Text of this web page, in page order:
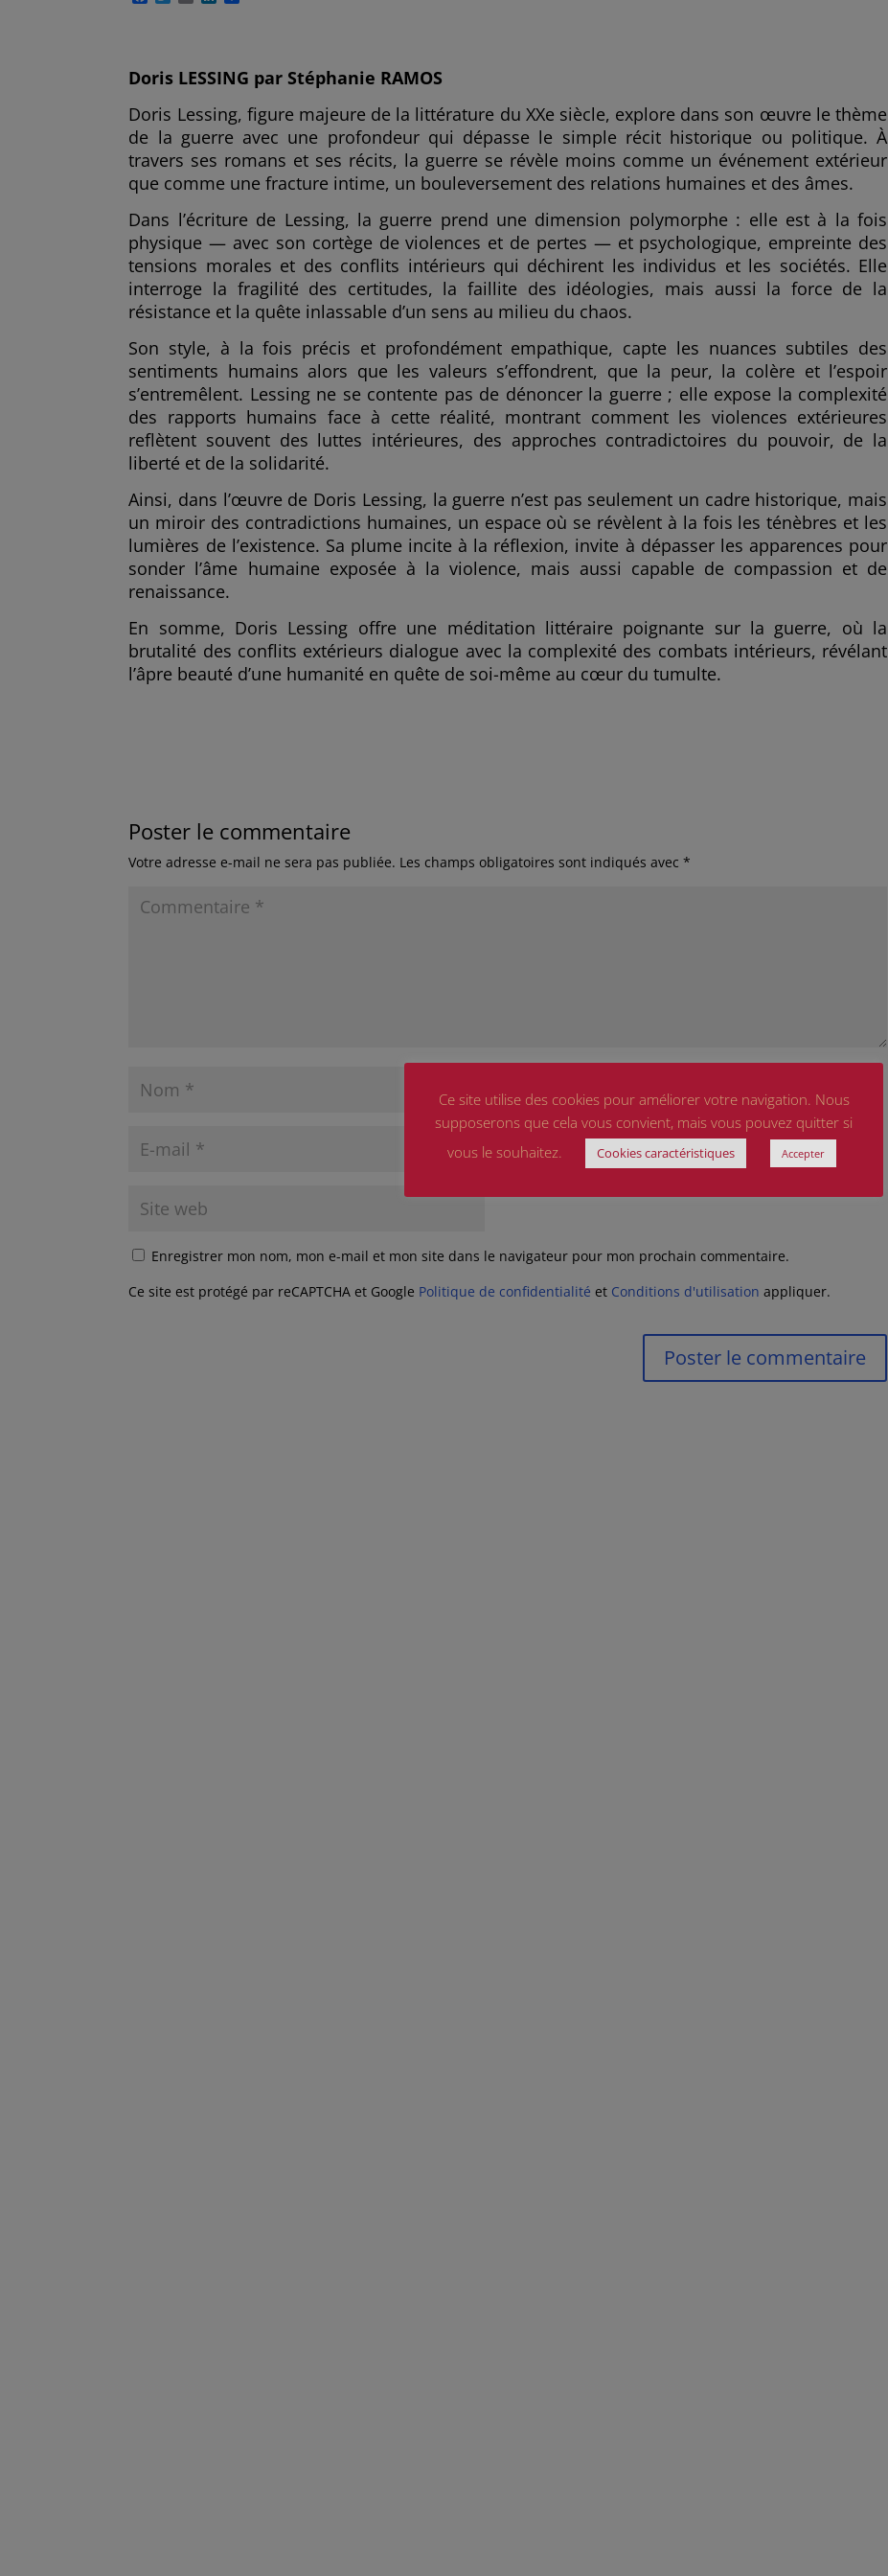
o
o
e
r
d
I
g
e
Doris LESSING par Stéphanie RAMOS
Doris Lessing, figure majeure de la littérature du XXe siècle, explore dans son œuvre le thème
de la guerre avec une profondeur qui dépasse le simple récit historique ou politique. À
travers ses romans et ses récits, la guerre se révèle moins comme un événement extérieur
que comme une fracture intime, un bouleversement des relations humaines et des âmes.
Dans l’écriture de Lessing, la guerre prend une dimension polymorphe : elle est à la fois
physique — avec son cortège de violences et de pertes — et psychologique, empreinte des
tensions morales et des conflits intérieurs qui déchirent les individus et les sociétés. Elle
interroge la fragilité des certitudes, la faillite des idéologies, mais aussi la force de la
résistance et la quête inlassable d’un sens au milieu du chaos.
Son style, à la fois précis et profondément empathique, capte les nuances subtiles des
sentiments humains alors que les valeurs s’effondrent, que la peur, la colère et l’espoir
s’entremêlent. Lessing ne se contente pas de dénoncer la guerre ; elle expose la complexité
des rapports humains face à cette réalité, montrant comment les violences extérieures
reflètent souvent des luttes intérieures, des approches contradictoires du pouvoir, de la
liberté et de la solidarité.
Ainsi, dans l’œuvre de Doris Lessing, la guerre n’est pas seulement un cadre historique, mais
un miroir des contradictions humaines, un espace où se révèlent à la fois les ténèbres et les
lumières de l’existence. Sa plume incite à la réflexion, invite à dépasser les apparences pour
sonder l’âme humaine exposée à la violence, mais aussi capable de compassion et de
renaissance.
En somme, Doris Lessing offre une méditation littéraire poignante sur la guerre, où la
brutalité des conflits extérieurs dialogue avec la complexité des combats intérieurs, révélant
l’âpre beauté d’une humanité en quête de soi-même au cœur du tumulte.
Poster le commentaire
Votre adresse e-mail ne sera pas publiée. Les champs obligatoires sont indiqués avec*
Enregistrer mon nom, mon e-mail et mon site dans le navigateur pour mon prochain commentaire.
Ce site est protégé par reCAPTCHA et Google Politique de confidentialité et Conditions d'utilisation appliquer.
Ce site utilise des cookies pour améliorer votre navigation. Nous
supposerons que cela vous convient, mais vous pouvez quitter si
vous le souhaitez.
Cookies caractéristiques Accepter